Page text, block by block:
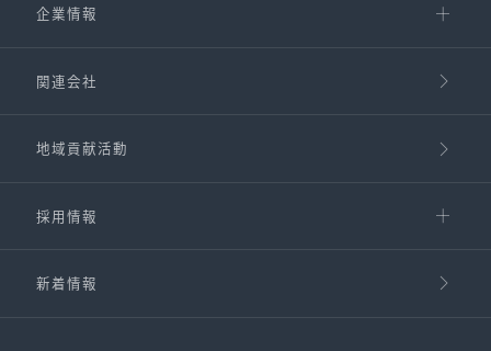
企業情報
関連会社
地域貢献活動
採用情報
新着情報